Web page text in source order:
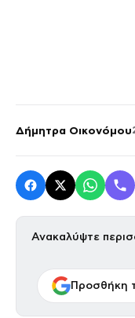
Δήμητρα Οικονόμου
Ανακαλύψτε
Προσθήκη